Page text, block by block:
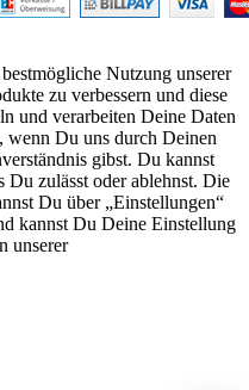
Nutzung unserer
zu verbessern und diese
und verarbeiten Deine Daten
Du uns durch Deinen
gibst. Du kannst
Du zulässt oder ablehnst. Die
Du über „Einstellungen“
kannst Du Deine Einstellung
unserer